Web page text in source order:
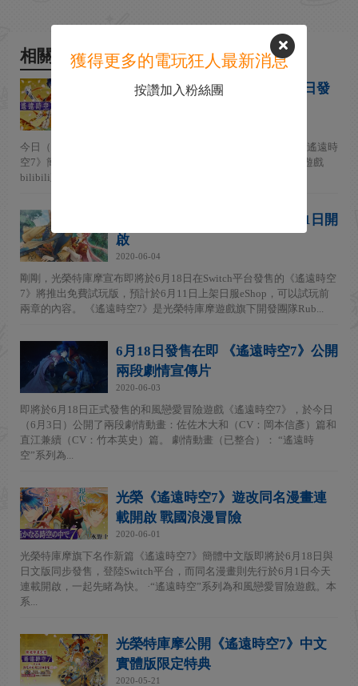
相關新聞
NS《遙遠時空7》簡體中文版今日發
今日（6月18日），光榮特庫摩官方宣布：Nintendo Switch版《遙遠時
空7》簡體中文版今日發售，6月19日20時將於台灣光榮特庫摩遊戲
bilibili直播間舉辦《遙遠時空7》感謝中文玩家直播...
《遙遠時空7》推出體驗版 6月11日開
啟
2020-06-04
剛剛，光榮特庫摩宣布即將於6月18日在Switch平台發售的《遙遠時空
7》將推出免費試玩版，預計於6月11日上架日服eShop，可以試玩前
兩章的內容。 《遙遠時空7》是光榮特庫摩遊戲旗下開發團隊Rub...
6月18日發售在即 《遙遠時空7》公開
兩段劇情宣傳片
2020-06-03
即將於6月18日正式發售的和風戀愛冒險遊戲《遙遠時空7》，於今日
（6月3日）公開了兩段劇情動畫：佐佐木大和（CV：岡本信彥）篇和
直江兼續（CV：竹本英史）篇。 劇情動畫（已整合）： “遙遠時
空”系列為...
光榮《遙遠時空7》遊改同名漫畫連
載開啟 戰國浪漫冒險
2020-06-01
光榮特庫摩旗下名作新篇《遙遠時空7》簡體中文版即將於6月18日與
日文版同步發售，登陸Switch平台，而同名漫畫則先行於6月1日今天
連載開啟，一起先睹為快。 ·“遙遠時空”系列為和風戀愛冒險遊戲。本
系...
光榮特庫摩公開《遙遠時空7》中文
實體版限定特典
2020-05-21
獲得更多的電玩狂人最新消息
按讚加入粉絲團